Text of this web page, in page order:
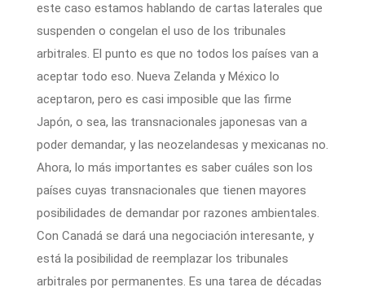
este caso estamos hablando de cartas laterales que
suspenden o congelan el uso de los tribunales
arbitrales. El punto es que no todos los países van a
aceptar todo eso. Nueva Zelanda y México lo
aceptaron, pero es casi imposible que las firme
Japón, o sea, las transnacionales japonesas van a
poder demandar, y las neozelandesas y mexicanas no.
Ahora, lo más importantes es saber cuáles son los
países cuyas transnacionales que tienen mayores
posibilidades de demandar por razones ambientales.
Con Canadá se dará una negociación interesante, y
está la posibilidad de reemplazar los tribunales
arbitrales por permanentes. Es una tarea de décadas